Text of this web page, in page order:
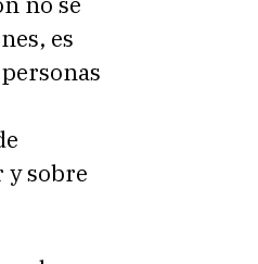
es
sobre